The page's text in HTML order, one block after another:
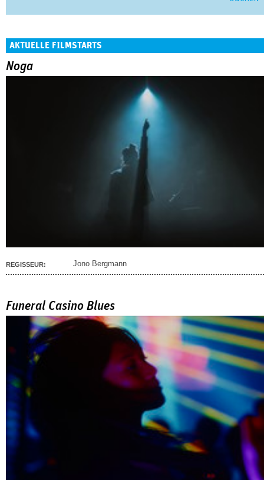
AKTUELLE FILMSTARTS
Noga
REGISSEUR: Jono Bergmann
Funeral Casino Blues